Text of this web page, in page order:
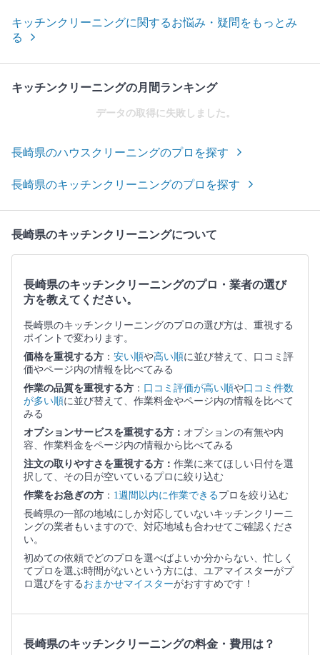
キッチンクリーニングに関するお悩み・疑問をもっとみ
る
キッチンクリーニングの月間ランキング
データの取得に失敗しました。
長崎県のハウスクリーニングのプロを探す
長崎県のキッチンクリーニングのプロを探す
長崎県のキッチンクリーニングについて
長崎県のキッチンクリーニングのプロ・業者の選び
方を教えてください。
長崎県のキッチンクリーニングのプロの選び方は、重視する
ポイントで変わります。
価格を重視する方 ： 安い順や高い順に並び替えて、口コミ評
価やページ内の情報を比べてみる
作業の品質を重視する方 ： 口コミ評価が高い順や口コミ件数
が多い順に並び替えて、作業料金やページ内の情報を比べて
みる
オプションサービスを重視する方： オプションの有無や内
容、作業料金をページ内の情報から比べてみる
注文の取りやすさを重視する方： 作業に来てほしい日付を選
択して、その日が空いているプロに絞り込む
作業をお急ぎの方 ： 1週間以内に作業できるプロを絞り込む
長崎県の一部の地域にしか対応していないキッチンクリーニ
ングの業者もいますので、対応地域も合わせてご確認くださ
い。
初めての依頼でどのプロを選べばよいか分からない、忙しく
てプロを選ぶ時間がないという方には、ユアマイスターがプ
ロ選びをする おまかせマイスターがおすすめです！
長崎県のキッチンクリーニングの料金・費用は？